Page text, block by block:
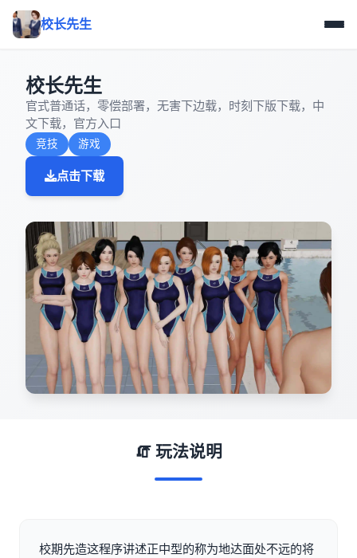
校长先生
校长先生
官式普通话，零偿部署，无害下边载，时刻下版下载，中
文下载，官方入口
竞技 游戏
点击下载
🧯 玩法说明
校期先造这程序讲述正中型的称为地达面处不远的将